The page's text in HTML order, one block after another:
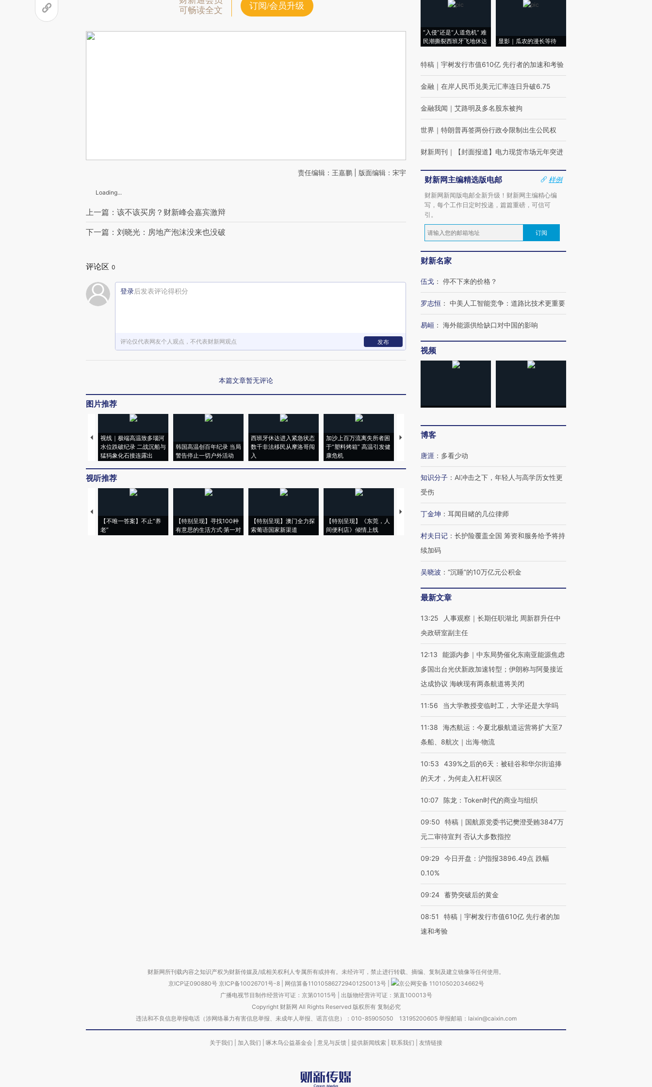
可畅读全文
订阅/会员升级
责任编辑：王嘉鹏 | 版面编辑：宋宇
Loading...
上一篇：该不该买房？财新峰会嘉宾激辩
下一篇：刘晓光：房地产泡沫没来也没破
评论区 0
登录后发表评论得积分
评论仅代表网友个人观点，不代表财新网观点 发布
本篇文章暂无评论
图片推荐
视线｜极端高温致多瑙河
水位跌破纪录 二战沉船与
猛犸象化石接连露出
韩国高温创百年纪录 当局
警告停止一切户外活动
西班牙休达进入紧急状态
数千非法移民从摩洛哥闯
入
加沙上百万流离失所者困
于“塑料烤箱” 高温引发健
康危机
视线｜HYROX的吸金
心“花钱找虐”？
视听推荐
【不唯一答案】不止“养
老”
【特别呈现】寻找100种
有意思的生活方式·第一对
【特别呈现】澳门全力探
索葡语国家新渠道
【特别呈现】《东莞，人
间便利店》倾情上线
【推广】走进第四届链博
“入侵”还是“人道危机” 难
民潮撕裂西班牙飞地休达
显影｜瓜农的漫长等待
特稿 ｜ 宇树发行市值610亿 先行者的加速和考验
金融 ｜ 在岸人民币兑美元汇率连日升破6.75
金融我闻 ｜ 艾路明及多名股东被拘
世界 ｜ 特朗普再签两份行政令限制出生公民权
财新周刊 ｜ 【封面报道】电力现货市场元年突进
财新网主编精选版电邮
样例
财新网新闻版电邮全新升级！财新网主编精心编
写，每个工作日定时投递，篇篇重磅，可信可
引。
订阅
财新名家
伍戈 ： 停不下来的价格？
罗志恒 ： 中美人工智能竞争：道路比技术更重要
易峘 ： 海外能源供给缺口对中国的影响
视频
博客
唐涯 ： 多看少动
知识分子 ： AI冲击之下，年轻人与高学历女性更
受伤
丁金坤 ： 耳闻目睹的几位律师
村夫日记 ： 长护险覆盖全国 筹资和服务给予将持
续加码
吴晓波 ： “沉睡”的10万亿元公积金
最新文章
13:25
人事观察｜长期任职湖北 周新群升任中
央政研室副主任
12:13
能源内参｜中东局势催化东南亚能源焦虑
多国出台光伏新政加速转型；伊朗称与阿曼接近
达成协议 海峡现有两条航道将关闭
11:56 当大学教授变临时工，大学还是大学吗
11:38
海杰航运：今夏北极航道运营将扩大至7
条船、8航次｜出海·物流
10:53
439%之后的6天：被硅谷和华尔街追捧
的天才，为何走入杠杆误区
10:07 陈龙：Token时代的商业与组织
09:50
特稿｜国航原党委书记樊澄受贿3847万
元二审待宣判 否认大多数指控
09:29
今日开盘：沪指报3896.49点 跌幅
0.10%
09:24 蓄势突破后的黄金
08:51
特稿｜宇树发行市值610亿 先行者的加
速和考验
财新网所刊载内容之知识产权为财新传媒及/或相关权利人专属所有或持有。未经许可，禁止进行转载、摘编、复制及建立镜像等任何使用。
京ICP证090880号 京ICP备10026701号-8 网信算备110105862729401250013号
京公网安备 11010502034662号
广播电视节目制作经营许可证：京第01015号| 出版物经营许可证：第直100013号
Copyright 财新网 All Rights Reserved 版权所有 复制必究
违法和不良信息举报电话（涉网络暴力有害信息举报、未成年人举报、谣言信息）：010-85905050 13195200605 举报邮箱：laixin@caixin.com
关于我们 加入我们 啄木鸟公益基金会 意见与反馈 提供新闻线索 联系我们 友情链接